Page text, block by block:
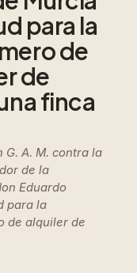
para la
de
de
finca
A. M. contra la
de la
Eduardo
para la
de alquiler de